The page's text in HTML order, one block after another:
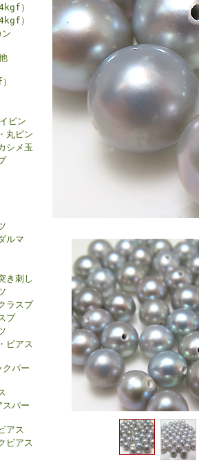
）
）
ピン
丸ピン
シメ玉
ルマ
き刺し
ラスプ
プ
ピアス
パー
パー
アス
ピアス